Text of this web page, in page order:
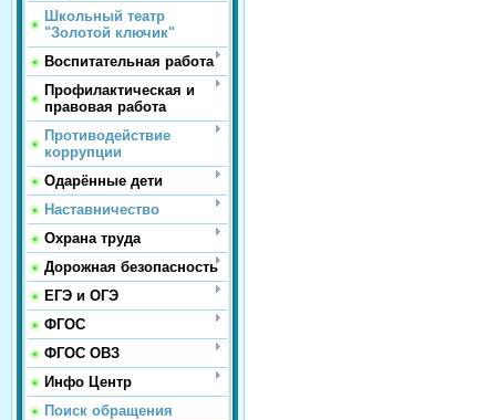
Школьный театр
"Золотой ключик"
Воспитательная работа
Профилактическая и
правовая работа
Противодействие
коррупции
Одарённые дети
Наставничество
Охрана труда
Дорожная безопасность
ЕГЭ и ОГЭ
ФГОС
ФГОС ОВЗ
Инфо Центр
Поиск обращения